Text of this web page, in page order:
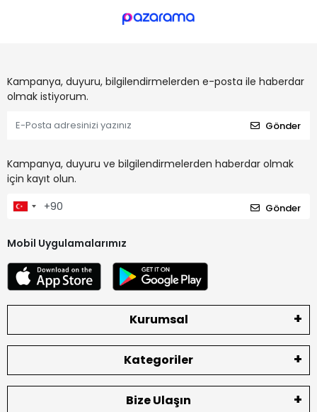
Kampanya, duyuru, bilgilendirmelerden e-posta ile haberdar
olmak istiyorum.
Gönder
Kampanya, duyuru ve bilgilendirmelerden haberdar olmak
için kayıt olun.
Gönder
Mobil Uygulamalarımız
Kurumsal
Kategoriler
Bize Ulaşın